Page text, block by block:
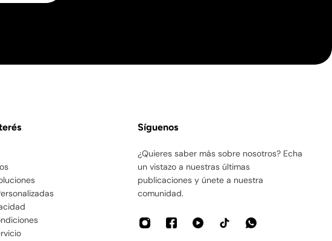
Lituania, Noruega, Rumania, Serbia y Suecia.
Síguenos
¿Quieres saber más sobre nosotros? Echa
un vistazo a nuestras últimas
publicaciones y únete a nuestra
comunidad.